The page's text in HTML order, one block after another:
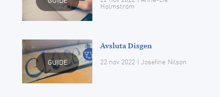
Holmström
GUIDE
Avsluta Disgen
22 nov 2022 | Josefine Nilson